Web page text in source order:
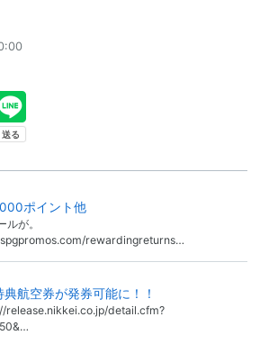
ポイント他
ルが。
rewardingreturns…
航空券が発券可能に！！
release.nikkei.co.jp/detail.cfm?